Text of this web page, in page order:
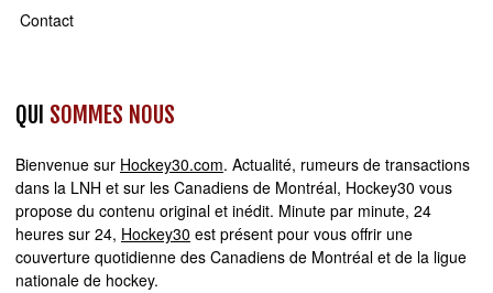
Contact
QUI SOMMES NOUS
Bienvenue sur Hockey30.com. Actualité, rumeurs de transactions
dans la LNH et sur les Canadiens de Montréal, Hockey30 vous
propose du contenu original et inédit. Minute par minute, 24
heures sur 24, Hockey30 est présent pour vous offrir une
couverture quotidienne des Canadiens de Montréal et de la ligue
nationale de hockey.